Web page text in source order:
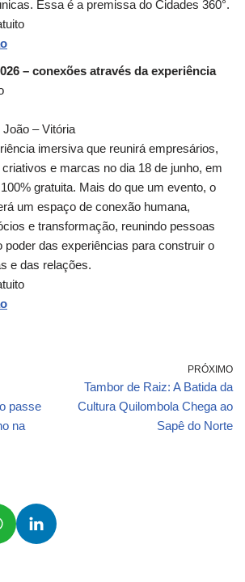
Essa é a premissa do Cidades 360°.
– conexões através da experiência
João – Vitória
imersiva que reunirá empresários,
e marcas no dia 18 de junho, em
gratuita. Mais do que um evento, o
um espaço de conexão humana,
e transformação, reunindo pessoas
poder das experiências para construir o
e das relações.
passe
na
PRÓXIMO
Tambor de Raiz: A Batida da
Cultura Quilombola Chega ao
Sapê do Norte